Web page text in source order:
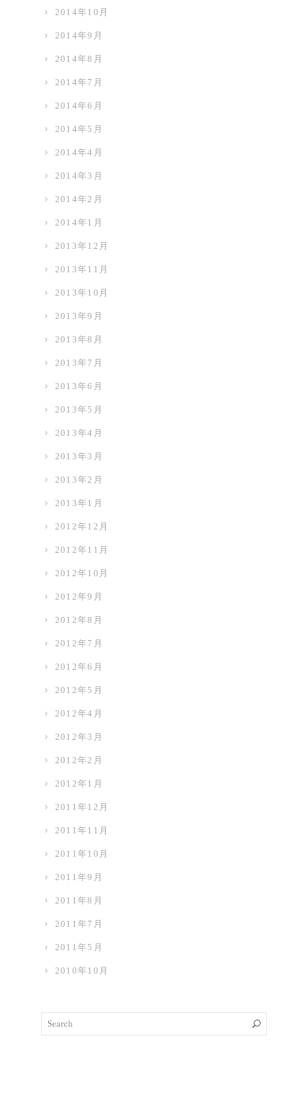
2014年10月
2014年9月
2014年8月
2014年7月
2014年6月
2014年5月
2014年4月
2014年3月
2014年2月
2014年1月
2013年12月
2013年11月
2013年10月
2013年9月
2013年8月
2013年7月
2013年6月
2013年5月
2013年4月
2013年3月
2013年2月
2013年1月
2012年12月
2012年11月
2012年10月
2012年9月
2012年8月
2012年7月
2012年6月
2012年5月
2012年4月
2012年3月
2012年2月
2012年1月
2011年12月
2011年11月
2011年10月
2011年9月
2011年8月
2011年7月
2011年5月
2010年10月